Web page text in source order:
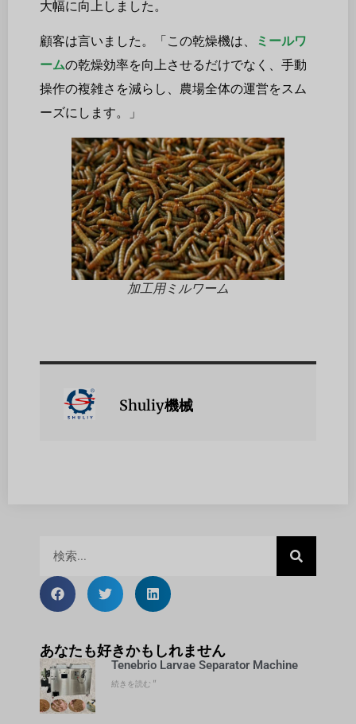
大幅に向上しました。
顧客は言いました。「この乾燥機は、
ミールワ
ームの乾燥効率を向上させるだけでなく、手動
操作の複雑さを減らし、農場全体の運営をスム
ーズにします。」
加工用ミルワーム
Shuliy機械
あなたも好きかもしれません
Tenebrio Larvae Separator Machine
続きを読む "